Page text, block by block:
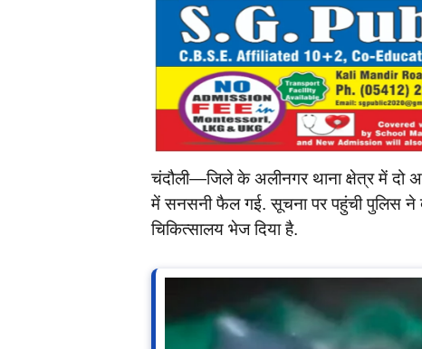
चंदौली—जिले के अलीनगर थाना क्षेत्र में दो
में सनसनी फैल गई. सूचना पर पहुंची पुलिस ने
चिकित्सालय भेज दिया है.